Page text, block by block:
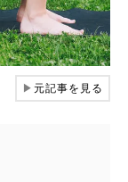
▶元記事を見る